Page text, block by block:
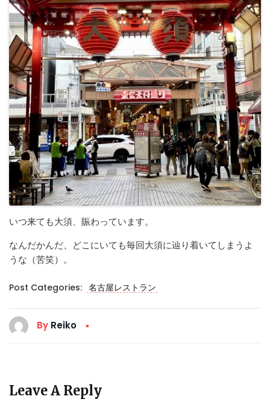
いつ来ても大須、賑わっています。
なんだかんだ、どこにいても毎回大須に辿り着いてしまうよ
うな（苦笑）。
Post Categories: 名古屋レストラン
By Reiko
Leave A Reply